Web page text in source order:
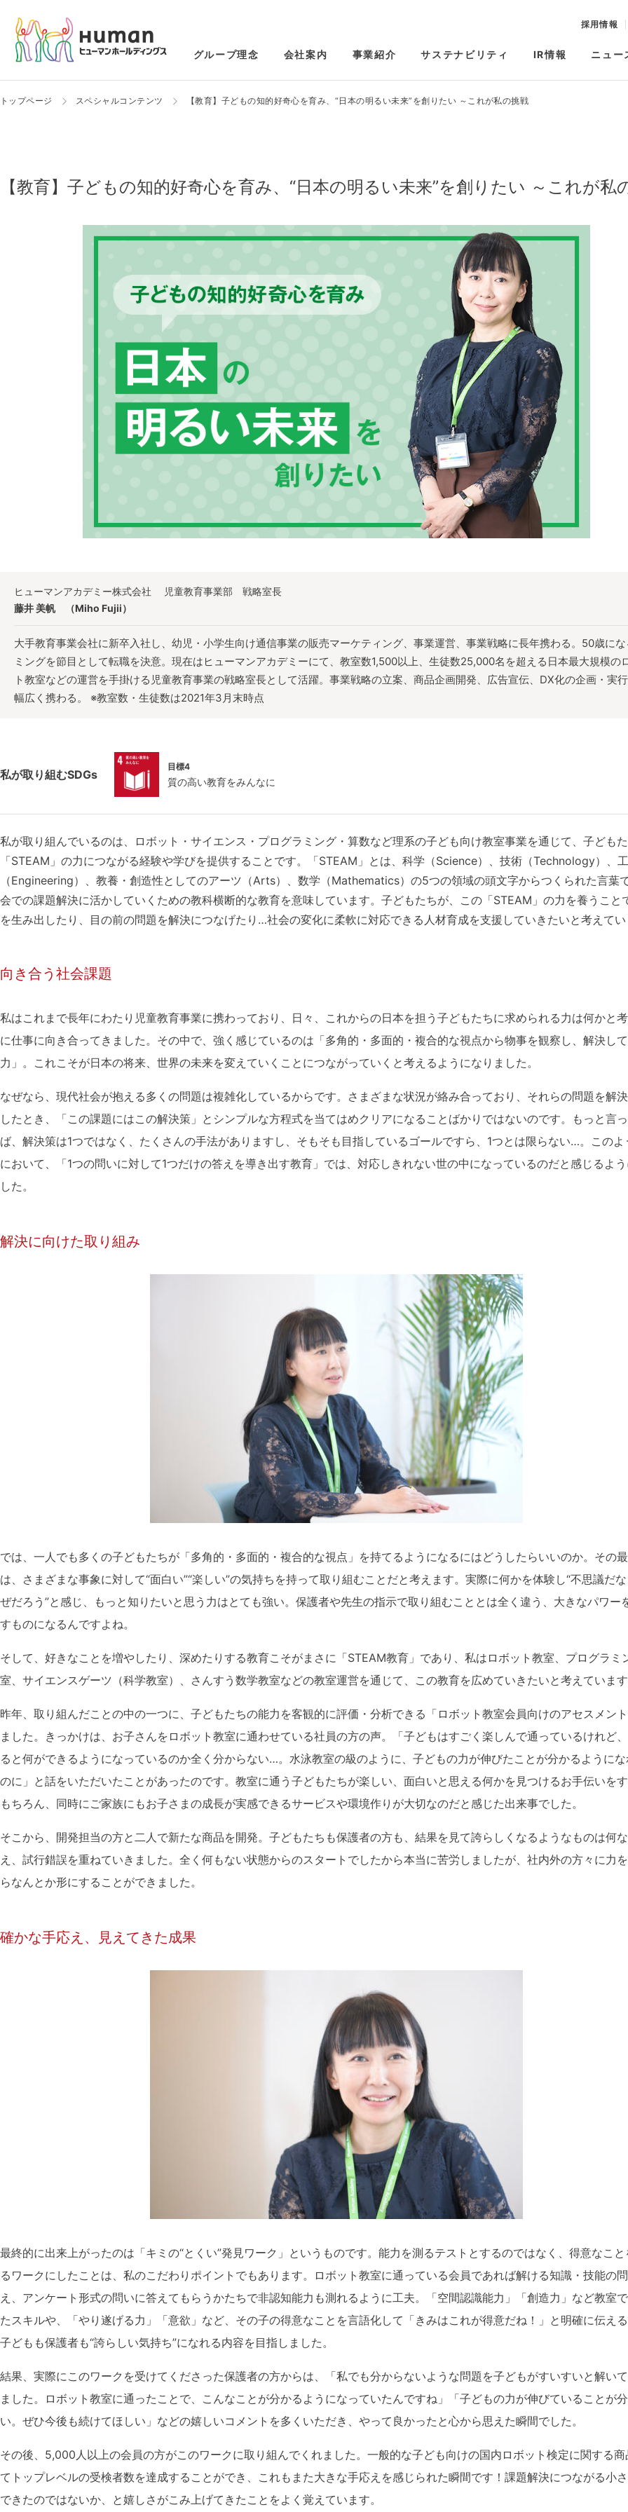
採用情報
グループ理念 会社案内 事業紹介 サステナビリティ IR情報 ニュー
トップページ スペシャルコンテンツ 【教育】子どもの知的好奇心を育み、“日本の明るい未来”を創りたい ～これが私の挑戦
【教育】子どもの知的好奇心を育み、“日本の明るい未来”を創りたい ～これが私
ヒューマンアカデミー株式会社
児童教育事業部 戦略室長
藤井 美帆
（Miho Fujii）
大手教育事業会社に新卒入社し、幼児・小学生向け通信事業の販売マーケティング、事業運営、事業戦略に長年携わる。50歳に
ミングを節目として転職を決意。現在はヒューマンアカデミーにて、教室数1,500以上、生徒数25,000名を超える日本最大規模の
ト教室などの運営を手掛ける児童教育事業の戦略室長として活躍。事業戦略の立案、商品企画開発、広告宣伝、DX化の企画・実
幅広く携わる。 ※教室数・生徒数は2021年3月末時点
私が取り組むSDGs
目標4
質の高い教育をみんなに
私が取り組んでいるのは、ロボット・サイエンス・プログラミング・算数など理系の子ども向け教室事業を通じて、子ども
「STEAM」の力につながる経験や学びを提供することです。「STEAM」とは、科学（Science）、技術（Technology）、
（Engineering）、教養・創造性としてのアーツ（Arts）、数学（Mathematics）の5つの領域の頭文字からつくられた言葉
会での課題解決に活かしていくための教科横断的な教育を意味しています。子どもたちが、この「STEAM」の力を養うこと
を生み出したり、目の前の問題を解決につなげたり…社会の変化に柔軟に対応できる人材育成を支援していきたいと考えて
向き合う社会課題
私はこれまで長年にわたり児童教育事業に携わっており、日々、これからの日本を担う子どもたちに求められる力は何かと
に仕事に向き合ってきました。その中で、強く感じているのは「多角的・多面的・複合的な視点から物事を観察し、解決し
力」。これこそが日本の将来、世界の未来を変えていくことにつながっていくと考えるようになりました。
なぜなら、現代社会が抱える多くの問題は複雑化しているからです。さまざまな状況が絡み合っており、それらの問題を解
したとき、「この課題にはこの解決策」とシンプルな方程式を当てはめクリアになることばかりではないのです。もっと言
ば、解決策は1つではなく、たくさんの手法がありますし、そもそも目指しているゴールですら、1つとは限らない…。このよ
において、「1つの問いに対して1つだけの答えを導き出す教育」では、対応しきれない世の中になっているのだと感じるよ
した。
解決に向けた取り組み
では、一人でも多くの子どもたちが「多角的・多面的・複合的な視点」を持てるようになるにはどうしたらいいのか。その
は、さまざまな事象に対して“面白い”“楽しい”の気持ちを持って取り組むことだと考えます。実際に何かを体験し“不思議だな
ぜだろう”と感じ、もっと知りたいと思う力はとても強い。保護者や先生の指示で取り組むこととは全く違う、大きなパワー
すものになるんですよね。
そして、好きなことを増やしたり、深めたりする教育こそがまさに「STEAM教育」であり、私はロボット教室、プログラミ
室、サイエンスゲーツ（科学教室）、さんすう数学教室などの教室運営を通じて、この教育を広めていきたいと考えていま
昨年、取り組んだことの中の一つに、子どもたちの能力を客観的に評価・分析できる「ロボット教室会員向けのアセスメン
ました。きっかけは、お子さんをロボット教室に通わせている社員の方の声。「子どもはすごく楽しんで通っているけれど
ると何ができるようになっているのか全く分からない…。水泳教室の級のように、子どもの力が伸びたことが分かるように
のに」と話をいただいたことがあったのです。教室に通う子どもたちが楽しい、面白いと思える何かを見つけるお手伝いを
もちろん、同時にご家族にもお子さまの成長が実感できるサービスや環境作りが大切なのだと感じた出来事でした。
そこから、開発担当の方と二人で新たな商品を開発。子どもたちも保護者の方も、結果を見て誇らしくなるようなものは何
え、試行錯誤を重ねていきました。全く何もない状態からのスタートでしたから本当に苦労しましたが、社内外の方々に力
らなんとか形にすることができました。
確かな手応え、見えてきた成果
最終的に出来上がったのは「キミの“とくい”発見ワーク」というものです。能力を測るテストとするのではなく、得意なこ
るワークにしたことは、私のこだわりポイントでもあります。ロボット教室に通っている会員であれば解ける知識・技能の
え、アンケート形式の問いに答えてもらうかたちで非認知能力も測れるように工夫。「空間認識能力」「創造力」など教室
たスキルや、「やり遂げる力」「意欲」など、その子の得意なことを言語化して「きみはこれが得意だね！」と明確に伝え
子どもも保護者も“誇らしい気持ち”になれる内容を目指しました。
結果、実際にこのワークを受けてくださった保護者の方からは、「私でも分からないような問題を子どもがすいすいと解い
ました。ロボット教室に通ったことで、こんなことが分かるようになっていたんですね」「子どもの力が伸びていることが
い。ぜひ今後も続けてほしい」などの嬉しいコメントを多くいただき、やって良かったと心から思えた瞬間でした。
その後、5,000人以上の会員の方がこのワークに取り組んでくれました。一般的な子ども向けの国内ロボット検定に関する
てトップレベルの受検者数を達成することができ、これもまた大きな手応えを感じられた瞬間です！課題解決につながる小
できたのではないか、と嬉しさがこみ上げてきたことをよく覚えています。